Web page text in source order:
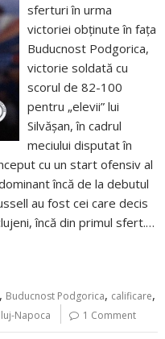
sferturi în urma
victoriei obținute în fața
Buducnost Podgorica,
victorie soldată cu
scorul de 82-100
pentru „elevii” lui
Silvășan, în cadrul
meciului disputat în
cu un start ofensiv al
încă de la debutul
au fost cei care decis
încă din primul sfert.…
, Buducnost Podgorica, calificare,
Napoca 1 Comment